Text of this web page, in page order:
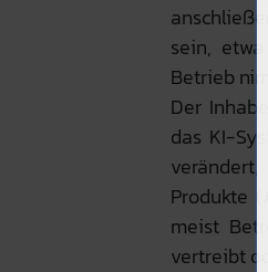
sein,
Betrieb
Der
das KI-
Produkte
meist
vertreibt